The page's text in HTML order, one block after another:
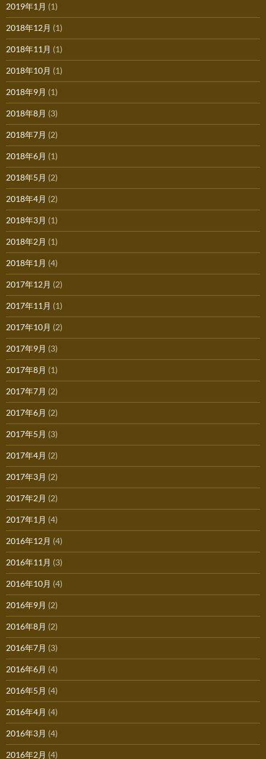
2019年1月 (1)
2018年12月 (1)
2018年11月 (1)
2018年10月 (1)
2018年9月 (1)
2018年8月 (3)
2018年7月 (2)
2018年6月 (1)
2018年5月 (2)
2018年4月 (2)
2018年3月 (1)
2018年2月 (1)
2018年1月 (4)
2017年12月 (2)
2017年11月 (1)
2017年10月 (2)
2017年9月 (3)
2017年8月 (1)
2017年7月 (2)
2017年6月 (2)
2017年5月 (3)
2017年4月 (2)
2017年3月 (2)
2017年2月 (2)
2017年1月 (4)
2016年12月 (4)
2016年11月 (3)
2016年10月 (4)
2016年9月 (2)
2016年8月 (2)
2016年7月 (3)
2016年6月 (4)
2016年5月 (4)
2016年4月 (4)
2016年3月 (4)
2016年2月 (4)